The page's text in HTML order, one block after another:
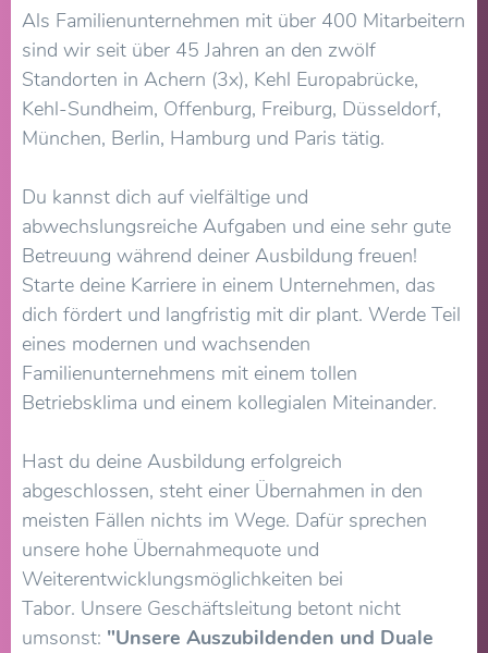
Als Familienunternehmen mit über 400 Mitarbeitern
sind wir seit über 45 Jahren an den zwölf
Standorten in Achern (3x), Kehl Europabrücke,
Kehl-Sundheim, Offenburg, Freiburg, Düsseldorf,
München, Berlin, Hamburg und Paris tätig.
Du kannst dich auf vielfältige und
abwechslungsreiche Aufgaben und eine sehr gute
Betreuung während deiner Ausbildung freuen!
Starte deine Karriere in einem Unternehmen, das
dich fördert und langfristig mit dir plant. Werde Teil
eines modernen und wachsenden
Familienunternehmens mit einem tollen
Betriebsklima und einem kollegialen Miteinander.
Hast du deine Ausbildung erfolgreich
abgeschlossen, steht einer Übernahmen in den
meisten Fällen nichts im Wege. Dafür sprechen
unsere hohe Übernahmequote und
Weiterentwicklungsmöglichkeiten bei
Tabor. Unsere Geschäftsleitung betont nicht
umsonst: "Unsere Auszubildenden und Duale